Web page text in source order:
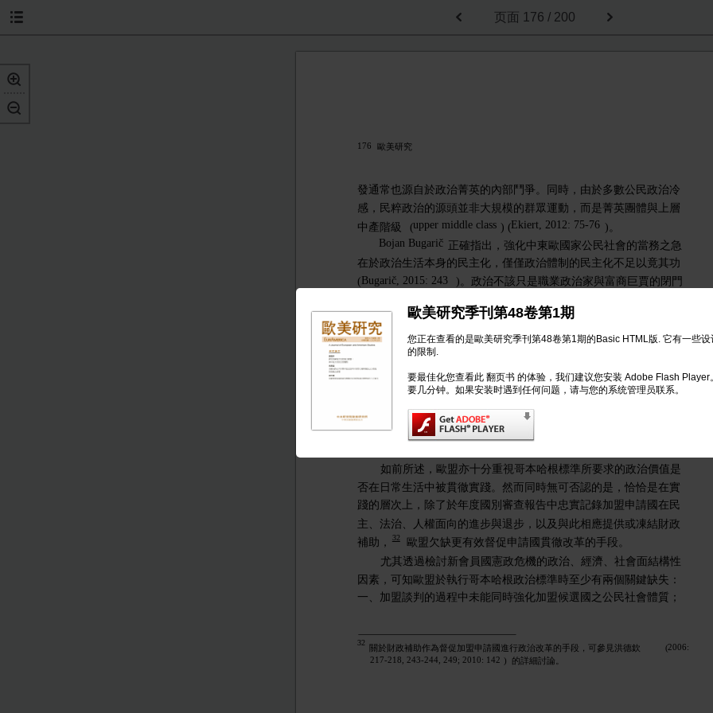
歐美研究季刊第48卷第1期
您正在查看的是歐美研究季刊第48卷第1期的Basic HTML版. 它有一些
的限制.
要最佳化您查看此 翻页书 的体验，我们建议您安装 Adobe Flash Player
要几分钟。如果安装时遇到任何问题，请与您的系统管理员联系。
页面 176 / 200
176 歐美研究
發通常也源自於政治菁英的內部鬥爭。同時，由於多數公民政治冷
感，民粹政治的源頭並非大規模的群眾運動，而是菁英團體與上層
中產階級
(upper middle class ) (Ekiert, 2012: 75-76 )。
Bojan Bugarič 正確指出，強化中東歐國家公民社會的當務之急
在於政治生活本身的民主化，僅僅政治體制的民主化不足以竟其功
( Bugarič, 2015: 243
)。政治不該只是職業政治家與富商巨賈的閉門
教育亦應受到更多重視。如果大多數公民無法理解憲政主義制度設
計對於保衛自由民主的必要性，則反自由主義的民粹政治便隨時有
一躍成為政治主流的可能性
三、歐盟執行哥本哈根政治標準之缺失及可能改善
之道
指責歐盟在加盟審查過程中只將注意力集中在紙上的法律與
如前所述，歐盟亦十分重視哥本哈根標準所要求的政治價值是
否在日常生活中被貫徹實踐。然而同時無可否認的是，恰恰是在實
踐的層次上，除了於年度國別審查報告中忠實記錄加盟申請國在民
主、法治、人權面向的進步與退步，以及與此相應提供或凍結財政
補助，
32
歐盟欠缺更有效督促申請國貫徹改革的手段。
尤其透過檢討新會員國憲政危機的政治、經濟、社會面結構性
因素，可知歐盟於執行哥本哈根政治標準時至少有兩個關鍵缺失：
一、加盟談判的過程中未能同時強化加盟候選國之公民社會體質；
32
關於財政補助作為督促加盟申請國進行政治改革的手段，可參見洪德欽 (2006:
217-218, 243-244, 249; 2010: 142 ) 的詳細討論。